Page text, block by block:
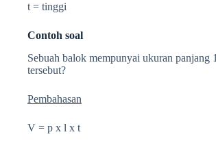
t = tinggi
Contoh soal
Sebuah balok mempunyai ukuran
tersebut?
Pembahasan
V = p x l x t